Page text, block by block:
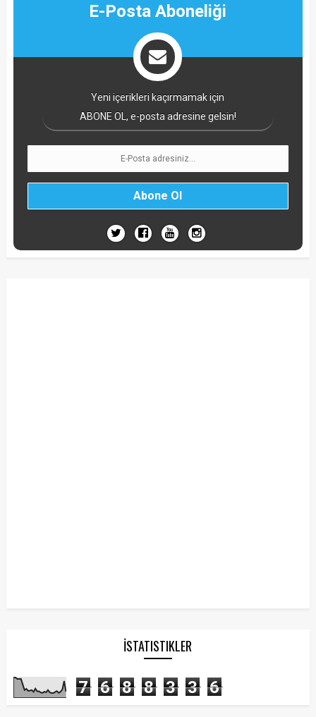
E-Posta Aboneliği
Yeni içerikleri kaçırmamak için
ABONE OL, e-posta adresine gelsin!
İSTATISTIKLER
7 6 8 8 3 3 6